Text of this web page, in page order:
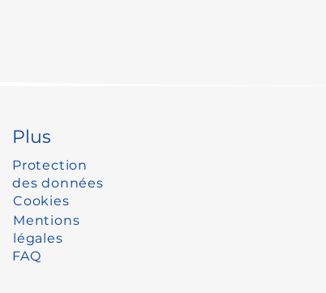
Plus
Protection
des données
Cookies
Mentions
légales
FAQ